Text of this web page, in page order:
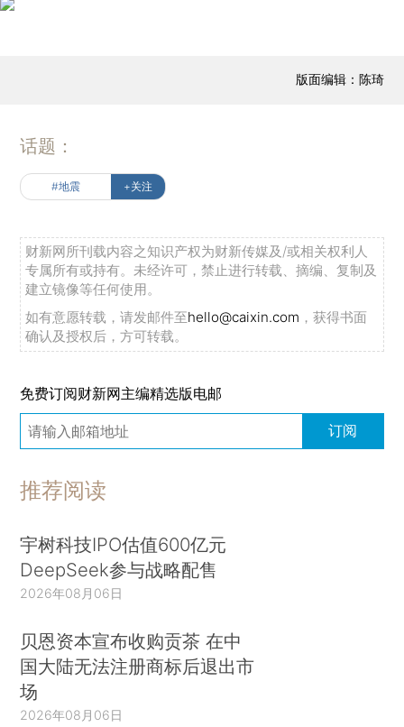
版面编辑：陈琦
话题：
#地震 +关注
财新网所刊载内容之知识产权为财新传媒及/或相关权利人
专属所有或持有。未经许可，禁止进行转载、摘编、复制及
建立镜像等任何使用。
如有意愿转载，请发邮件至hello@caixin.com ，获得书面
确认及授权后，方可转载。
免费订阅财新网主编精选版电邮
订阅
推荐阅读
宇树科技IPO估值600亿元
DeepSeek参与战略配售
2026年08月06日
贝恩资本宣布收购贡茶 在中
国大陆无法注册商标后退出市
场
2026年08月06日